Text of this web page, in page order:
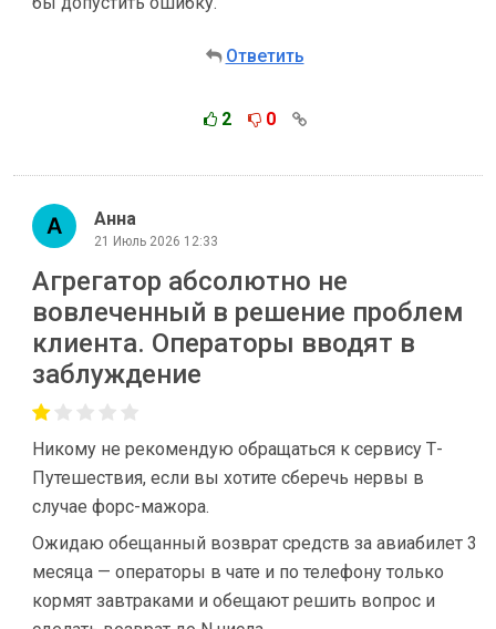
Ответить
2 0
Анна
21 Июль 2026 12:33
Агрегатор абсолютно не
вовлеченный в решение проблем
клиента. Операторы вводят в
заблуждение
Никому не рекомендую обращаться к сервису Т-
Путешествия, если вы хотите сберечь нервы в
случае форс-мажора.
Ожидаю обещанный возврат средств за авиабилет 3
месяца — операторы в чате и по телефону только
кормят завтраками и обещают решить вопрос и